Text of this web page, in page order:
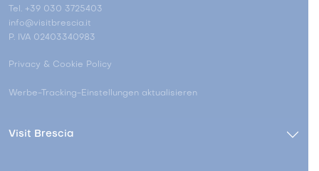
Tel. +39 030 3725403
info@visitbrescia.it
P. IVA 02403340983
Privacy & Cookie Policy
Werbe-Tracking-Einstellungen aktualisieren
Visit Brescia